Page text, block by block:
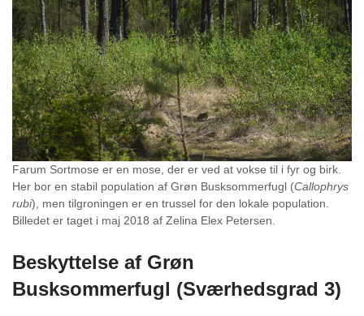
Farum Sortmose er en mose, der er ved at vokse til i fyr og birk.
Her bor en stabil population af Grøn Busksommerfugl (Callophrys
rubi), men tilgroningen er en trussel for den lokale population.
Billedet er taget i maj 2018 af Zelina Elex Petersen.
Beskyttelse af Grøn
Busksommerfugl (Sværhedsgrad 3)